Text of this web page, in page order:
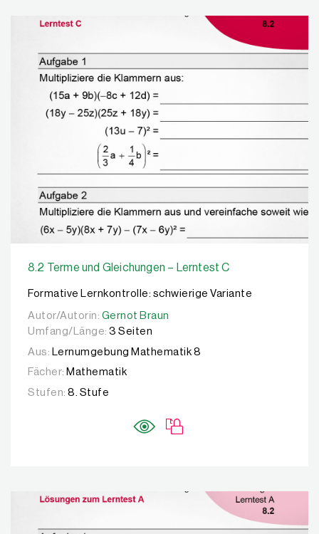
8.2 Terme und Gleichungen – Lerntest C
Formative Lernkontrolle: schwierige Variante
Autor/Autorin: Gernot Braun
Autor/Autorin: Gernot Braun
Umfang/Länge: 3 Seiten
Aus:
Lernumgebung Mathematik 8
Fächer: Mathematik
Stufen: 8. Stufe